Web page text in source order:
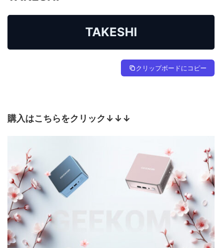
TAKESHI
クリップボードにコピー
購入はこちらをクリック↓↓↓